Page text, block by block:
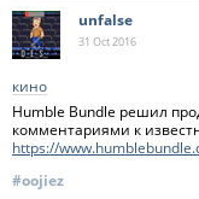
unfalse
31 Oct2016
кино
Humble Bundle решил
комментариями к
https://
#oojiez